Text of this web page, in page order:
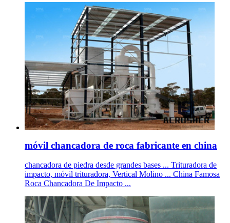
móvil chancadora de roca fabricante en china
chancadora de piedra desde grandes bases ... Trituradora de
impacto, móvil trituradora, Vertical Molino ... China Famosa
Roca Chancadora De Impacto ...